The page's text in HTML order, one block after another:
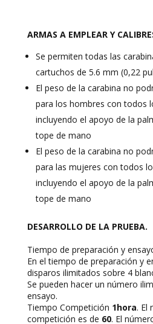
ARMAS A EMPLEAR Y
Se permiten todas las
cartuchos de 5.6 mm (0,22
El peso de la carabina no
para los hombres con todos
incluyendo el apoyo de la
tope de mano
El peso de la carabina no
para las mujeres con todos
incluyendo el apoyo de la
tope de mano
DESARROLLO DE LA PRUEBA.
Tiempo de preparación y
En el tiempo de preparación y
disparos ilimitados sobre 4
Se pueden hacer un número
ensayo.
Tiempo Competición 1hora. El
competición es de 60. El